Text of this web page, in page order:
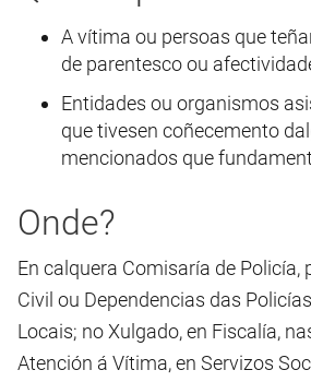
A vítima ou persoas que
de parentesco ou
Entidades ou organismos
que tivesen coñecemento
mencionados que
Onde?
En calquera Comisaría de Policía,
Civil ou Dependencias das
Locais; no Xulgado, en Fiscalía,
Atención á Vítima, en Servizos